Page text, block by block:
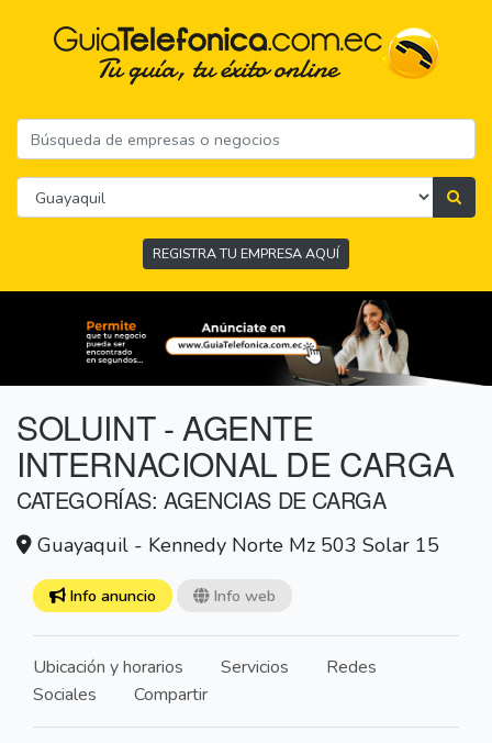
REGISTRA TU EMPRESA AQUÍ
SOLUINT - AGENTE
INTERNACIONAL DE CARGA
CATEGORÍAS: AGENCIAS DE CARGA
Guayaquil - Kennedy Norte Mz 503 Solar 15
Info anuncio Info web
Ubicación y horarios Servicios
Redes
Sociales
Compartir